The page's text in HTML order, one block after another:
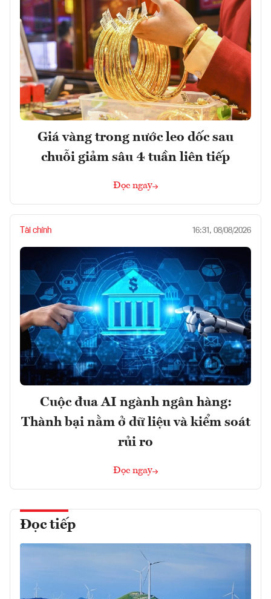
Giá vàng trong nước leo dốc sau
chuỗi giảm sâu 4 tuần liên tiếp
Đọc ngay
Tài chính 16:31, 08/08/2026
Cuộc đua AI ngành ngân hàng:
Thành bại nằm ở dữ liệu và kiểm soát
rủi ro
Đọc ngay
Đọc tiếp